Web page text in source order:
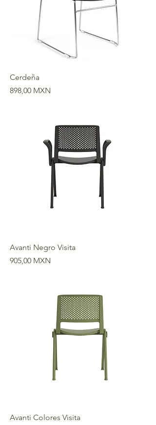
Cerdeña
Precio
898,00 MXN
Avanti Negro Visita
Precio
905,00 MXN
Avanti Colores Visita